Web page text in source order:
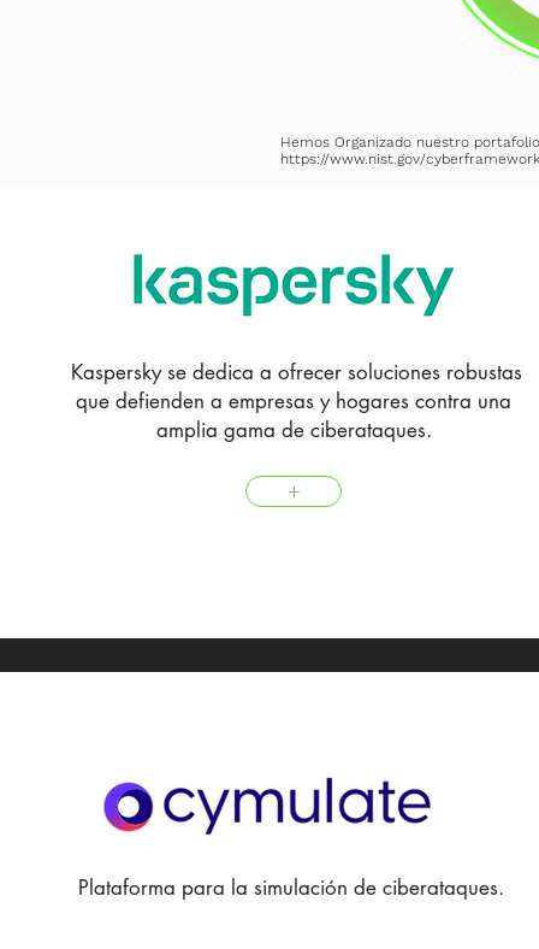
Hemos Organizado nuestro
https://www.nist.gov/cyberframework
Kaspersky se dedica a ofrecer soluciones robustas
que defienden a empresas y hogares contra una
amplia gama de ciberataques.
+
Plataforma para la simulación de ciberataques.